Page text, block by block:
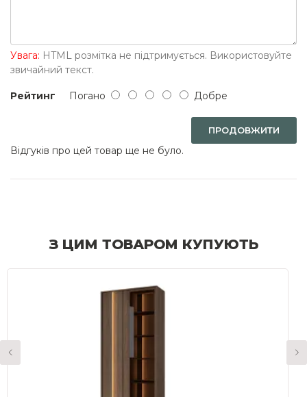
Увага: HTML розмітка не підтримується. Використовуйте
звичайний текст.
Рейтинг Погано Добре
ПРОДОВЖИТИ
Відгуків про цей товар ще не було.
З ЦИМ ТОВАРОМ КУПУЮТЬ